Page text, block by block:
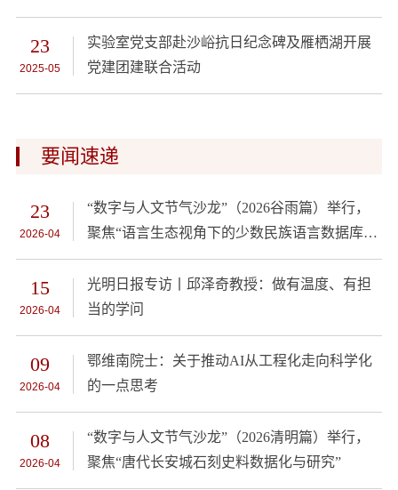
23
2025-05
实验室党支部赴沙峪抗日纪念碑及雁栖湖开展
党建团建联合活动
要闻速递
23
2026-04
“数字与人文节气沙龙”（2026谷雨篇）举行，
聚焦“语言生态视角下的少数民族语言数据库建
设”
15
2026-04
光明日报专访丨邱泽奇教授：做有温度、有担
当的学问
09
2026-04
鄂维南院士：关于推动AI从工程化走向科学化
的一点思考
08
2026-04
“数字与人文节气沙龙”（2026清明篇）举行，
聚焦“唐代长安城石刻史料数据化与研究”